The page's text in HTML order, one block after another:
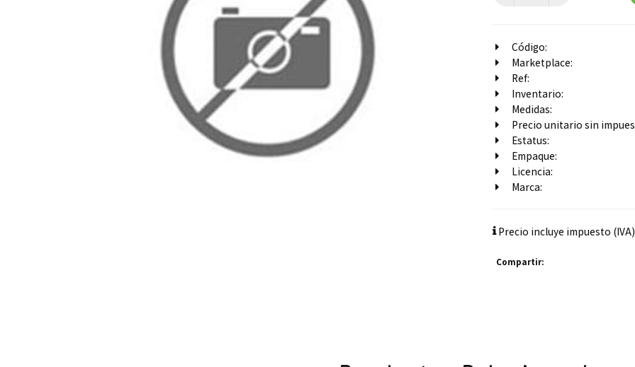
Código:
Marketplace:
Ref:
Inventario:
Medidas:
Precio unitario sin
Estatus:
Empaque:
Licencia:
Marca:
Precio incluye impuesto
Compartir: